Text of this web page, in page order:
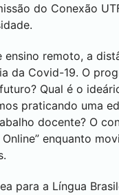
do Conexão
ensino remoto, a
da Covid-19. O
Qual é o
praticando uma
docente? O
enquanto
para a Língua